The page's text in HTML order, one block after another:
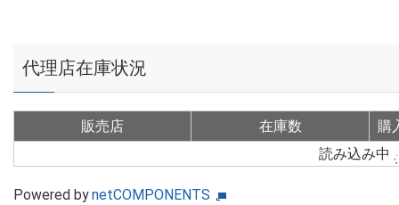
代理店在庫状況
販売店 在庫数
購
読み込み中
Powered bynetCOMPONENTS